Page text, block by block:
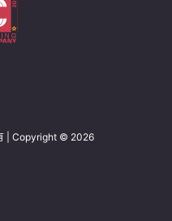
| Copyright © 2026